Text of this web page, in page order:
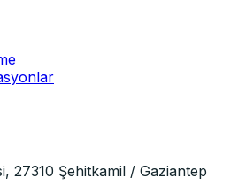
27310 Şehitkamil / Gaziantep